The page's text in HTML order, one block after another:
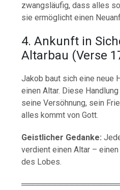
zwangsläufig,dassalles
sieermöglichteinen
4.Ankunft in
Altarbau (Verse
Jakobbaut sicheineneue
einenAltar. Diese Handlung
seineVersöhnung, sein
alleskommtvonGott.
Geistlicher Gedanke:
verdienteinenAltar –
des Lobes.